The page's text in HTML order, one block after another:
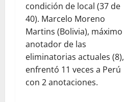
condición de local (37 de
40). Marcelo Moreno
Martins (Bolivia), máximo
anotador de las
eliminatorias actuales (8),
enfrentó 11 veces a Perú
con 2 anotaciones.